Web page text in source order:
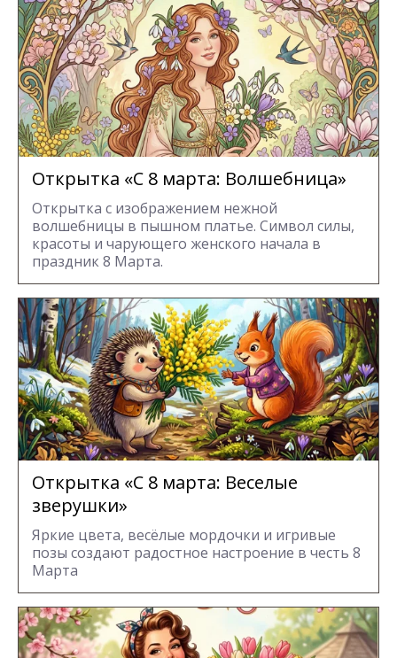
Открытка «С 8 марта: Волшебница»
Открытка с изображением нежной
волшебницы в пышном платье. Символ силы,
красоты и чарующего женского начала в
праздник 8 Марта.
Открытка «С 8 марта: Веселые
зверушки»
Яркие цвета, весёлые мордочки и игривые
позы создают радостное настроение в честь 8
Марта